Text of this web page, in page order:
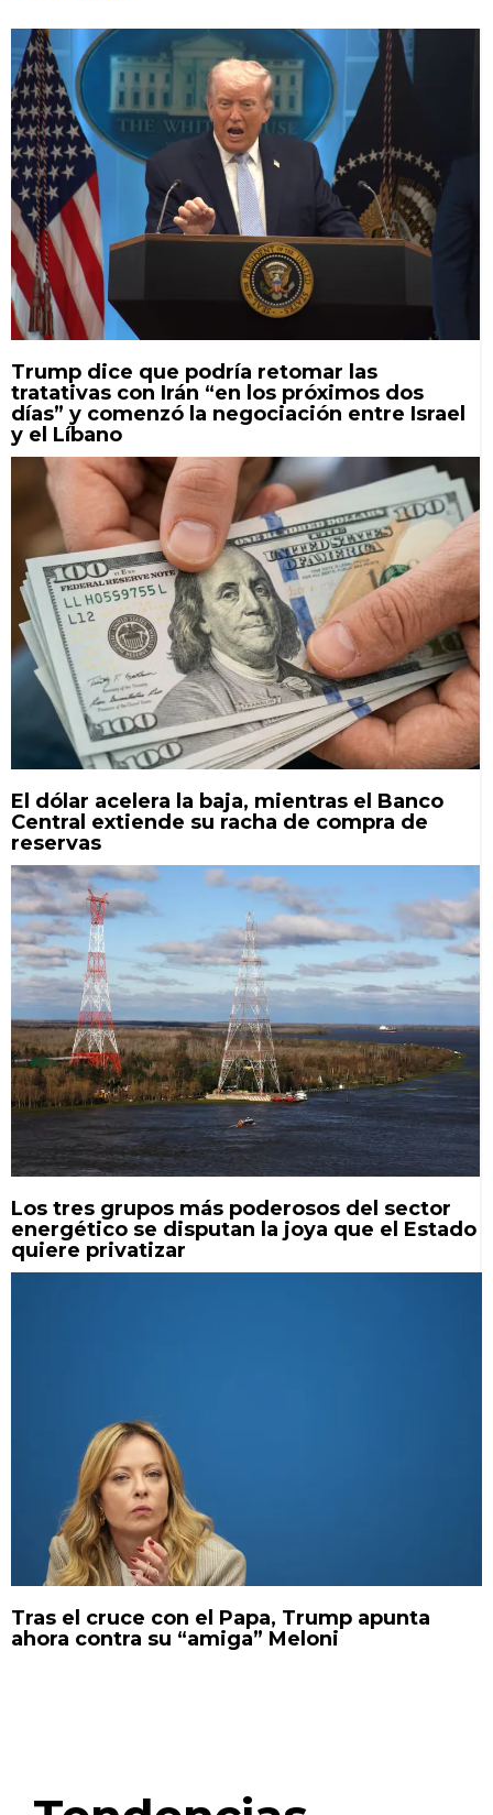
Trump dice que podría retomar las
tratativas con Irán “en los próximos dos
días” y comenzó la negociación entre Israel
y el Líbano
El dólar acelera la baja, mientras el Banco
Central extiende su racha de compra de
reservas
Los tres grupos más poderosos del sector
energético se disputan la joya que el Estado
quiere privatizar
Tras el cruce con el Papa, Trump apunta
ahora contra su “amiga” Meloni